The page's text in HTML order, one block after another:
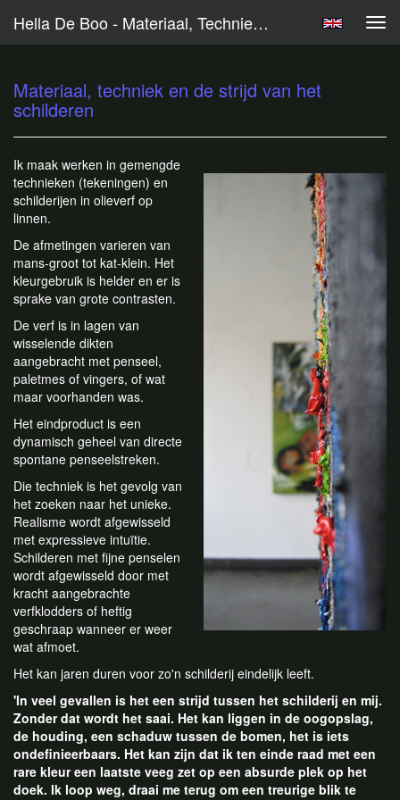
Hella De Boo - Materiaal, Techniek En De Strijd Van Het Schilderen
Materiaal, techniek en de strijd van het
schilderen
Ik maak werken in gemengde
technieken (tekeningen) en
schilderijen in olieverf op
linnen.
De afmetingen varieren van
mans-groot tot kat-klein. Het
kleurgebruik is helder en er is
sprake van grote contrasten.
De verf is in lagen van
wisselende dikten
aangebracht met penseel,
paletmes of vingers, of wat
maar voorhanden was.
Het eindproduct is een
dynamisch geheel van directe
spontane penseelstreken.
Die techniek is het gevolg van
het zoeken naar het unieke.
Realisme wordt afgewisseld
met expressieve intuïtie.
Schilderen met fijne penselen
wordt afgewisseld door met
kracht aangebrachte
verfklodders of heftig
geschraap wanneer er weer
wat afmoet.
Het kan jaren duren voor zo'n schilderij eindelijk leeft.
'In veel gevallen is het een strijd tussen het schilderij en mij.
Zonder dat wordt het saai. Het kan liggen in de oogopslag,
de houding, een schaduw tussen de bomen, het is iets
ondefinieerbaars. Het kan zijn dat ik ten einde raad met een
rare kleur een laatste veeg zet op een absurde plek op het
doek. Ik loop weg, draai me terug om een treurige blik te